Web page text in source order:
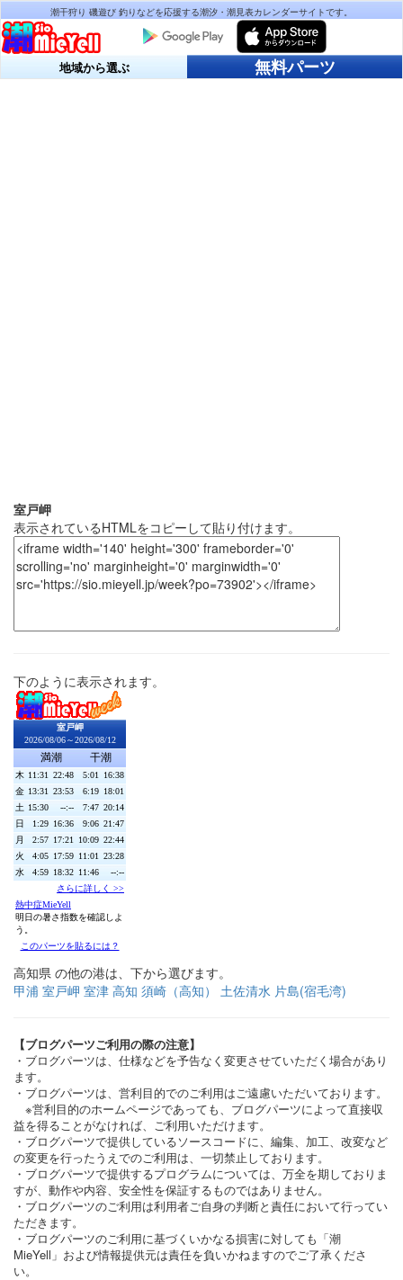
潮干狩り 磯遊び 釣りなどを応援する潮汐・潮見表カレンダーサイトです。
地域から選ぶ 無料パーツ
室戸岬
表示されているHTMLをコピーして貼り付けます。
下のように表示されます。
高知県 の他の港は、下から選びます。
甲浦 室戸岬 室津 高知 須崎（高知） 土佐清水 片島(宿毛湾)
【ブログパーツご利用の際の注意】
・ブログパーツは、仕様などを予告なく変更させていただく場合があり
ます。
・ブログパーツは、営利目的でのご利用はご遠慮いただいております。
※営利目的のホームページであっても、ブログパーツによって直接収
益を得ることがなければ、ご利用いただけます。
・ブログパーツで提供しているソースコードに、編集、加工、改変など
の変更を行ったうえでのご利用は、一切禁止しております。
・ブログパーツで提供するプログラムについては、万全を期しておりま
すが、動作や内容、安全性を保証するものではありません。
・ブログパーツのご利用は利用者ご自身の判断と責任において行ってい
ただきます。
・ブログパーツのご利用に基づくいかなる損害に対しても「潮
MieYell」および情報提供元は責任を負いかねますのでご了承くださ
い。